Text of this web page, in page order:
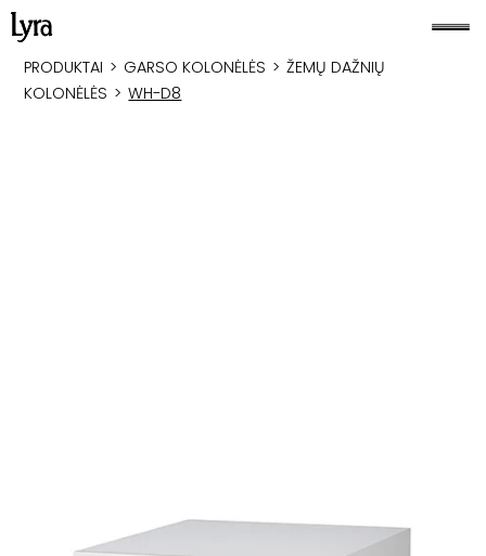
PRODUKTAI > GARSO KOLONĖLĖS > ŽEMŲ DAŽNIŲ
KOLONĖLĖS > WH-D8